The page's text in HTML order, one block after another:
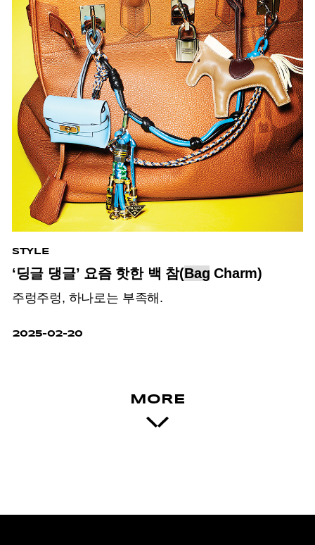
STYLE
‘딩글 댕글’ 요즘 핫한 백 참(Bag Charm)
주렁주렁, 하나로는 부족해.
2025-02-20
MORE